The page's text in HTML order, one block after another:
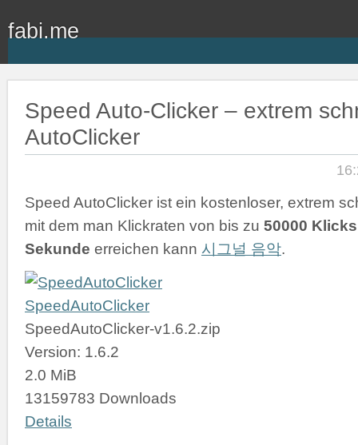
fabi.me
Speed Auto-Clicker – extrem
AutoClicker
Speed AutoClicker ist ein kostenloser, extrem
mit dem man Klickraten von bis zu 50000
Sekunde erreichen kann 시그널 음악.
SpeedAutoClicker
SpeedAutoClicker-v1.6.2.zip
Version: 1.6.2
2.0 MiB
13159783 Downloads
Details